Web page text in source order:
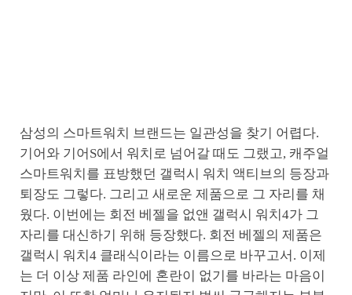
삼성의 스마트워치 브랜드는 일관성을 찾기 어렵다.
기어와 기어S에서 워치로 넘어갈 때도 그랬고, 캐주얼
스마트워치를 표방했던 갤럭시 워치 액티브의 등장과
퇴장도 그렇다. 그리고 새로운 제품으로 그 자리를 채
웠다. 이번에는 회전 베젤을 없앤 갤럭시 워치4가 그
자리를 대신하기 위해 등장했다. 회전 베젤의 제품은
갤럭시 워치4 클래식이라는 이름으로 바꾸고서. 이제
는 더 이상 제품 라인에 혼란이 없기를 바라는 마음이